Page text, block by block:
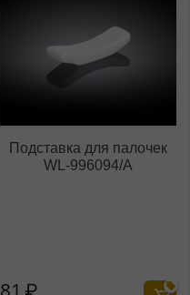
Подставка для палочек
WL‑996094/A